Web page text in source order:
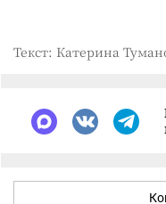
Текст: Катерина